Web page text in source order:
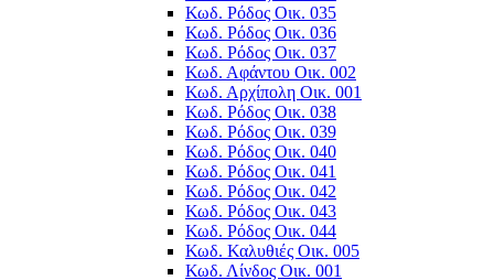
Κωδ. Ρόδος Οικ. 035
Κωδ. Ρόδος Οικ. 036
Κωδ. Ρόδος Οικ. 037
Κωδ. Αφάντου Οικ. 002
Κωδ. Αρχίπολη Οικ. 001
Κωδ. Ρόδος Οικ. 038
Κωδ. Ρόδος Οικ. 039
Κωδ. Ρόδος Οικ. 040
Κωδ. Ρόδος Οικ. 041
Κωδ. Ρόδος Οικ. 042
Κωδ. Ρόδος Οικ. 043
Κωδ. Ρόδος Οικ. 044
Κωδ. Καλυθιές Οικ. 005
Κωδ. Λίνδος Οικ. 001